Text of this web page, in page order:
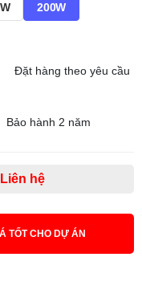
200W
Đặt hàng theo yêu cầu
Bảo hành 2 năm
Liên hệ
TỐT CHO DỰ ÁN